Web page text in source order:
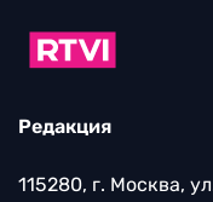
Редакция
115280, г. Москва,